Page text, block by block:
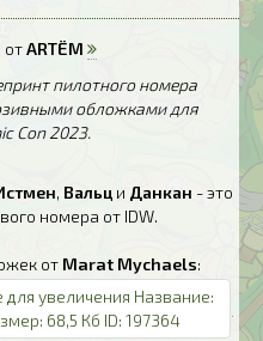
отARTЁM
пилотного номера
обложками для
Con 2023.
, Вальци Данкан - это
номера от IDW.
от Marat Mychaels: